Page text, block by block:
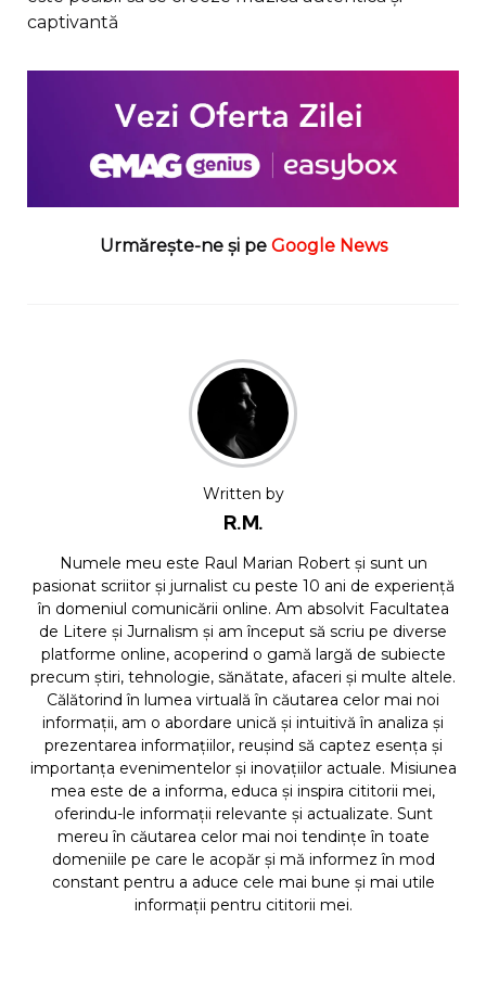
captivantă
Urmărește-ne și pe Google News
Written by
R.M.
Numele meu este Raul Marian Robert și sunt un
pasionat scriitor și jurnalist cu peste 10 ani de experiență
în domeniul comunicării online. Am absolvit Facultatea
de Litere și Jurnalism și am început să scriu pe diverse
platforme online, acoperind o gamă largă de subiecte
precum știri, tehnologie, sănătate, afaceri și multe altele.
Călătorind în lumea virtuală în căutarea celor mai noi
informații, am o abordare unică și intuitivă în analiza și
prezentarea informațiilor, reușind să captez esența și
importanța evenimentelor și inovațiilor actuale. Misiunea
mea este de a informa, educa și inspira cititorii mei,
oferindu-le informații relevante și actualizate. Sunt
mereu în căutarea celor mai noi tendințe în toate
domeniile pe care le acopăr și mă informez în mod
constant pentru a aduce cele mai bune și mai utile
informații pentru cititorii mei.